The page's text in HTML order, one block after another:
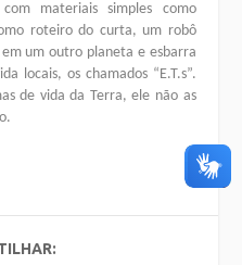
materiais simples como
roteiro do curta, um robô
um outro planeta e esbarra
locais, os chamados “E.T.s”.
de vida da Terra, ele não as